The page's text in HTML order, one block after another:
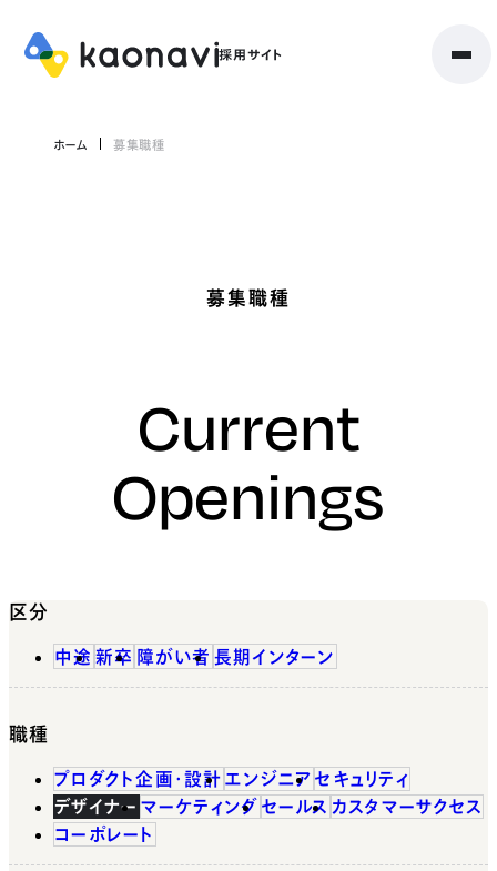
ホーム 募集職種
募集職種
Current
Openings
区分
中途 新卒 障がい者 長期インターン
職種
プロダクト企画・設計 エンジニア セキュリティ
デザイナー マーケティング セールス カスタマーサクセス
コーポレート